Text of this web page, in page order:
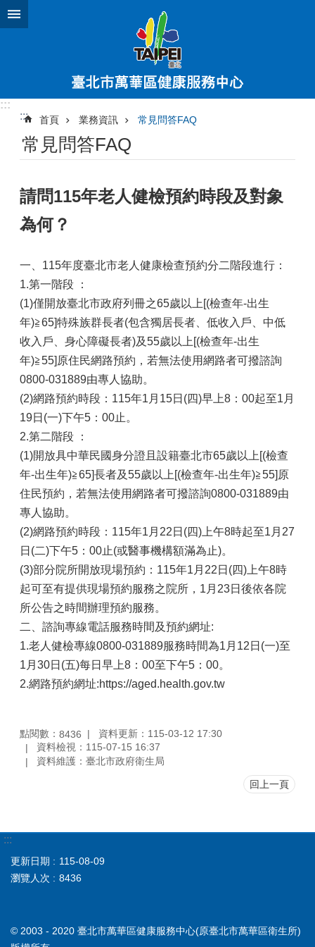
跳到主要內容區塊
:::
:::
首頁 業務資訊 常見問答FAQ
常見問答FAQ
請問115年老人健檢預約時段及對象
為何？
一、115年度臺北市老人健康檢查預約分二階段進行：
1.第一階段 ：
(1)僅開放臺北市政府列冊之65歲以上[(檢查年-出生
年)≧65]特殊族群長者(包含獨居長者、低收入戶、中低
收入戶、身心障礙長者)及55歲以上[(檢查年-出生
年)≧55]原住民網路預約，若無法使用網路者可撥諮詢
0800-031889由專人協助。
(2)網路預約時段：115年1月15日(四)早上8：00起至1月
19日(一)下午5：00止。
2.第二階段 ：
(1)開放具中華民國身分證且設籍臺北市65歲以上[(檢查
年-出生年)≧65]長者及55歲以上[(檢查年-出生年)≧55]原
住民預約，若無法使用網路者可撥諮詢0800-031889由
專人協助。
(2)網路預約時段：115年1月22日(四)上午8時起至1月27
日(二)下午5：00止(或醫事機構額滿為止)。
(3)部分院所開放現場預約：115年1月22日(四)上午8時
起可至有提供現場預約服務之院所，1月23日後依各院
所公告之時間辦理預約服務。
二、諮詢專線電話服務時間及預約網址:
1.老人健檢專線0800-031889服務時間為1月12日(一)至
1月30日(五)每日早上8：00至下午5：00。
2.網路預約網址:https://aged.health.gov.tw
點閱數： 8436
資料更新：115-03-12 17:30
資料檢視：115-07-15 16:37
資料維護：臺北市政府衛生局
回上一頁
:::
更新日期
115-08-09
瀏覽人次
8436
© 2003 - 2020 臺北市萬華區健康服務中心(原臺北市萬華區衛生所)